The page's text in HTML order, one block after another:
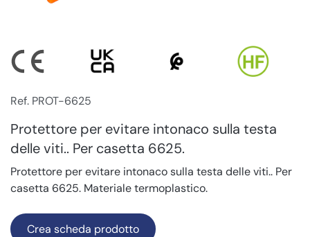
Ref. PROT-6625
Protettore per evitare intonaco sulla testa
delle viti.. Per casetta 6625.
Protettore per evitare intonaco sulla testa delle viti.. Per
casetta 6625. Materiale termoplastico.
Crea scheda prodotto